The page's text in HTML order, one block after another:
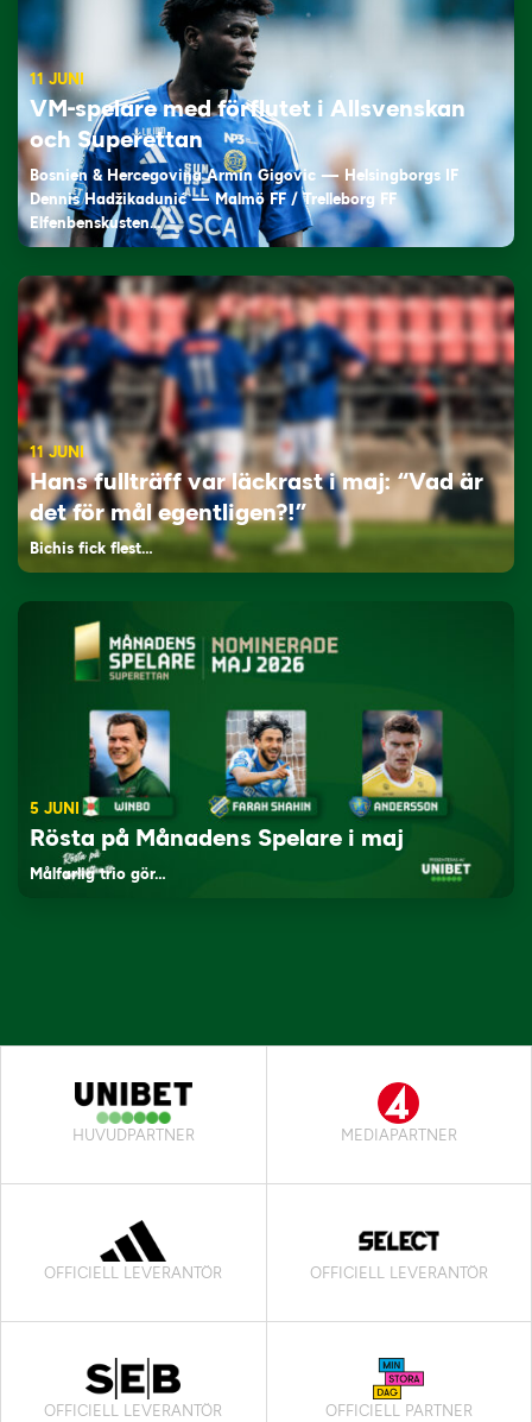
11 JUNI
VM-spelare med förflutet i Allsvenskan
och Superettan
Bosnien & Hercegovina Armin Gigovic — Helsingborgs IF
Dennis Hadžikadunić — Malmö FF / Trelleborg FF
Elfenbenskusten…
11 JUNI
Hans fullträff var läckrast i maj: “Vad är
det för mål egentligen?!”
Bichis fick flest…
5 JUNI
Rösta på Månadens Spelare i maj
Målfarlig trio gör…
HUVUDPARTNER MEDIAPARTNER
OFFICIELL LEVERANTÖR OFFICIELL LEVERANTÖR
OFFICIELL LEVERANTÖR OFFICIELL PARTNER